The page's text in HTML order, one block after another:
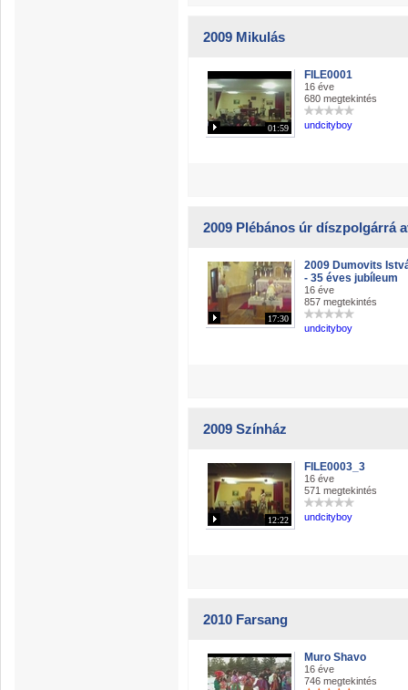
2009 Mikulás
01:59
FILE0001
16 éve
680 megtekintés
undcityboy
2009 Plébános úr díszpolgárrá
17:30
2009 Dumovits
- 35 éves jubíleum
16 éve
857 megtekintés
undcityboy
2009 Színház
12:22
FILE0003_3
16 éve
571 megtekintés
undcityboy
2010 Farsang
Muro Shavo
16 éve
746 megtekintés